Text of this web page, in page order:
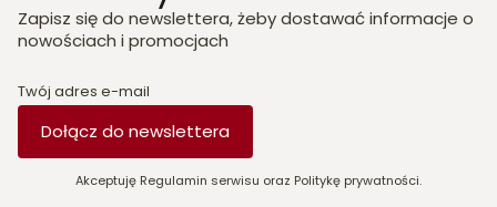
Zapisz się do newslettera, żeby dostawać informacje o
nowościach i promocjach
Twój adres e-mail
Dołącz do newslettera
Akceptuję Regulamin serwisu oraz Politykę prywatności.